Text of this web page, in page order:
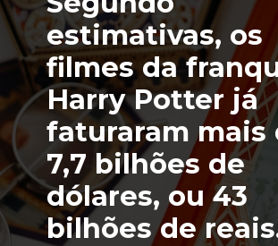
estimativas, os
filmes da
Harry Potter já
faturaram mais
7,7 bilhões de
dólares, ou 43
bilhões de